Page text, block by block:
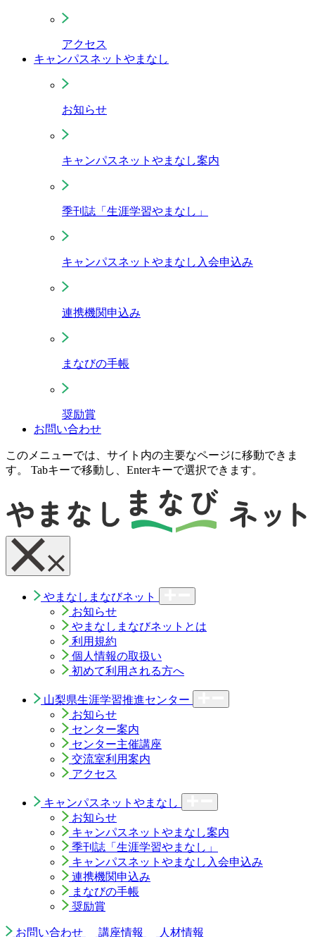
アクセス
キャンパスネットやまなし
お知らせ
キャンパスネットやまなし案内
季刊誌「生涯学習やまなし」
キャンパスネットやまなし入会申込み
連携機関申込み
まなびの手帳
奨励賞
お問い合わせ
このメニューでは、サイト内の主要なページに移動できま
す。 Tabキーで移動し、Enterキーで選択できます。
やまなしまなびネット
お知らせ
やまなしまなびネットとは
利用規約
個人情報の取扱い
初めて利用される方へ
山梨県生涯学習推進センター
お知らせ
センター案内
センター主催講座
交流室利用案内
アクセス
キャンパスネットやまなし
お知らせ
キャンパスネットやまなし案内
季刊誌「生涯学習やまなし」
キャンパスネットやまなし入会申込み
連携機関申込み
まなびの手帳
奨励賞
お問い合わせ 講座情報 人材情報